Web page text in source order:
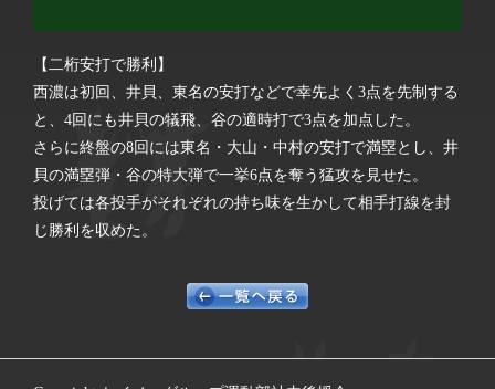
【二桁安打で勝利】
西濃は初回、井貝、東名の安打などで幸先よく3点を先制する
と、4回にも井貝の犠飛、谷の適時打で3点を加点した。
さらに終盤の8回には東名・大山・中村の安打で満塁とし、井
貝の満塁弾・谷の特大弾で一挙6点を奪う猛攻を見せた。
投げては各投手がそれぞれの持ち味を生かして相手打線を封
じ勝利を収めた。